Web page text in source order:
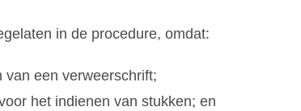
in de procedure, omdat:
van een verweerschrift;
het indienen van stukken; en